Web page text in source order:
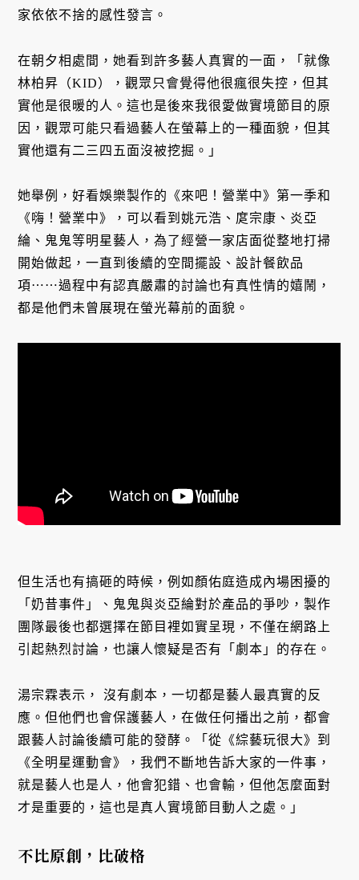
家依依不捨的感性發言。
在朝夕相處間，她看到許多藝人真實的一面，「就像
林柏昇（KID），觀眾只會覺得他很瘋很失控，但其
實他是很暖的人。這也是後來我很愛做實境節目的原
因，觀眾可能只看過藝人在螢幕上的一種面貌，但其
實他還有二三四五面沒被挖掘。」
她舉例，好看娛樂製作的《來吧！營業中》第一季和
《嗨！營業中》，可以看到姚元浩、庹宗康、炎亞
綸、鬼鬼等明星藝人，為了經營一家店面從整地打掃
開始做起，一直到後續的空間擺設、設計餐飲品
項⋯⋯過程中有認真嚴肅的討論也有真性情的嬉鬧，
都是他們未曾展現在螢光幕前的面貌。
但生活也有搞砸的時候，例如顏佑庭造成內場困擾的
「奶昔事件」、鬼鬼與炎亞綸對於產品的爭吵，製作
團隊最後也都選擇在節目裡如實呈現，不僅在網路上
引起熱烈討論，也讓人懷疑是否有「劇本」的存在。
湯宗霖表示， 沒有劇本，一切都是藝人最真實的反
應。但他們也會保護藝人，在做任何播出之前，都會
跟藝人討論後續可能的發酵。「從《綜藝玩很大》到
《全明星運動會》，我們不斷地告訴大家的一件事，
就是藝人也是人，他會犯錯、也會輸，但他怎麼面對
才是重要的，這也是真人實境節目動人之處。」
不比原創，比破格